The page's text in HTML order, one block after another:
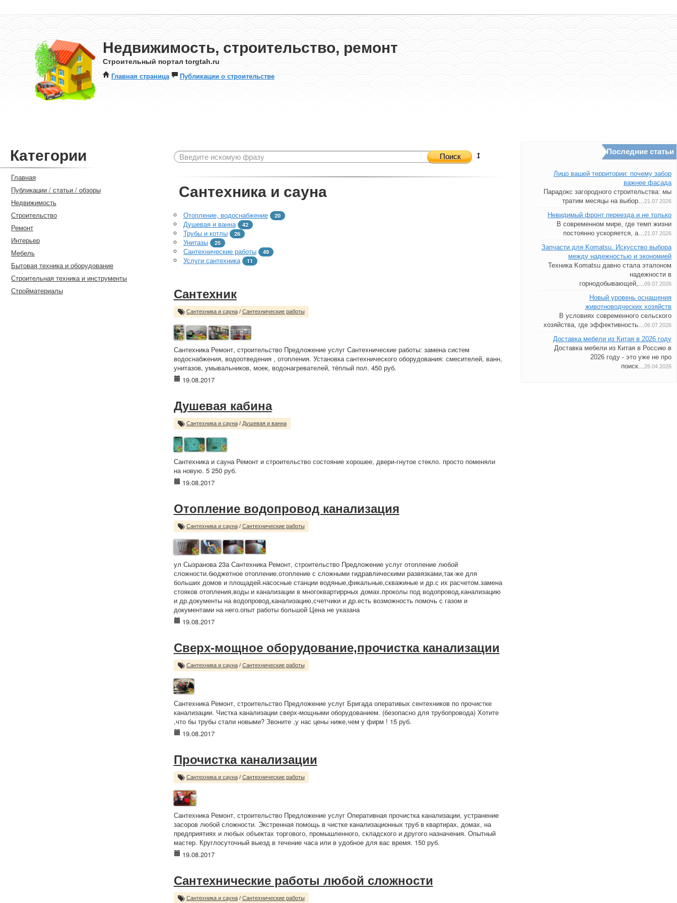
Недвижимость, строительство, ремонт
Строительный портал torgtah.ru
Главная страница Публикации о строительстве
Категории
Главная
Публикации / статьи / обзоры
Недвижимость
Строительство
Ремонт
Интерьер
Мебель
Бытовая техника и оборудование
Строительная техника и инструменты
Стройматериалы
Поиск
Сантехника и сауна
Отопление, водоснабжение 20
Душевая и ванна 42
Трубы и котлы 26
Унитазы 25
Сантехнические работы 49
Услуги сантехника 11
Сантехник
Сантехника и сауна/ Сантехнические работы
Сантехника Ремонт, строительство Предложение услуг Сантехнические работы: замена систем
водоснабжения, водоотведения , отопления. Установка сантехнического оборудования: смесителей, ванн,
унитазов, умывальников, моек, водонагревателей, тёплый пол. 450 руб.
19.08.2017
Душевая кабина
Сантехника и сауна/ Душевая и ванна
Сантехника и сауна Ремонт и строительство состояние хорошее, двери-гнутое стекло. просто поменяли
на новую. 5 250 руб.
19.08.2017
Отопление водопровод канализация
Сантехника и сауна/ Сантехнические работы
ул Сызранова 23а Сантехника Ремонт, строительство Предложение услуг отопление любой
сложности.бюджетное отопление.отопление с сложными гидравлическими развязками,так-же для
больших домов и площадей.насосные станции водяные,фикальные,скважиные и др.с их расчетом.замена
стояков отопления,воды и канализации в многоквартиррных домах.проколы под водопровод,канализацию
и др.документы на водопровод,канализацию,счетчики и др.есть возможность помочь с газом и
документами на него.опыт работы большой Цена не указана
19.08.2017
Сверх-мощное оборудование,прочистка канализации
Сантехника и сауна/ Сантехнические работы
Сантехника Ремонт, строительство Предложение услуг Бригада оперативых сентехников по прочистке
канализации. Чистка канализации сверх-мощными оборудованием. (безопасно для трубопровода) Хотите
,что бы трубы стали новыми? Звоните ,у нас цены ниже,чем у фирм ! 15 руб.
19.08.2017
Прочистка канализации
Сантехника и сауна/ Сантехнические работы
Сантехника Ремонт, строительство Предложение услуг Оперативная прочистка канализации, устранение
засоров любой сложности. Экстренная помощь в чистке канализационных труб в квартирах, домах, на
предприятиях и любых объектах торгового, промышленного, складского и другого назначения. Опытный
мастер. Круглосуточный выезд в течение часа или в удобное для вас время. 150 руб.
19.08.2017
Сантехнические работы любой сложности
Сантехника и сауна/ Сантехнические работы
Последние статьи
Лицо вашей территории: почему забор
важнее фасада
Парадокс загородного строительства: мы
тратим месяцы на выбор...21.07.2026
Невидимый фронт переезда и не только
В современном мире, где темп жизни
постоянно ускоряется, а...21.07.2026
Запчасти для Komatsu. Искусство выбора
между надежностью и экономией
Техника Komatsu давно стала эталоном
надежности в
горнодобывающей,...09.07.2026
Новый уровень оснащения
животноводческих хозяйств
В условиях современного сельского
хозяйства, где эффективность...06.07.2026
Доставка мебели из Китая в 2026 году
Доставка мебели из Китая в Россию в
2026 году - это уже не про
поиск...26.04.2026